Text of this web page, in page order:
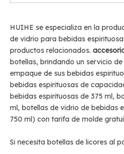
HUIHE se especializa en la
de vidrio para bebidas
productos relacionados.
botellas, brindando un servicio
empaque de sus bebidas
bebidas espirituosas de
bebidas espirituosas de 375 ml,
ml, botellas de vidrio de bebidas
750 ml) con tarifa de molde
Si necesita botellas de licores al